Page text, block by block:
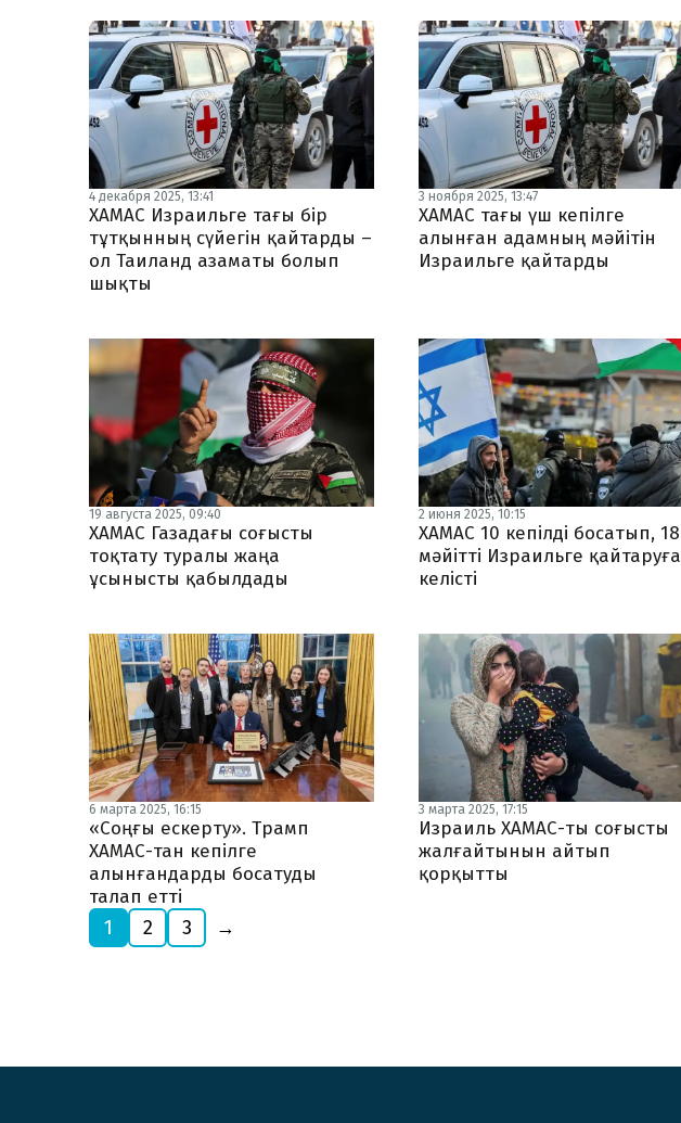
4 декабря 2025, 13:41
ХАМАС Израильге тағы бір
тұтқынның сүйегін қайтарды –
ол Таиланд азаматы болып
шықты
3 ноября 2025, 13:47
ХАМАС тағы үш кепілге
алынған адамның мәйітін
Израильге қайтарды
19 августа 2025, 09:40
ХАМАС Газадағы соғысты
тоқтату туралы жаңа
ұсынысты қабылдады
2 июня 2025, 10:15
ХАМАС 10 кепілді босатып, 18
мәйітті Израильге қайтаруға
келісті
6 марта 2025, 16:15
«Соңғы ескерту». Трамп
ХАМАС-тан кепілге
алынғандарды босатуды
талап етті
3 марта 2025, 17:15
Израиль ХАМАС-ты соғысты
жалғайтынын айтып
қорқытты
1 2 3 →